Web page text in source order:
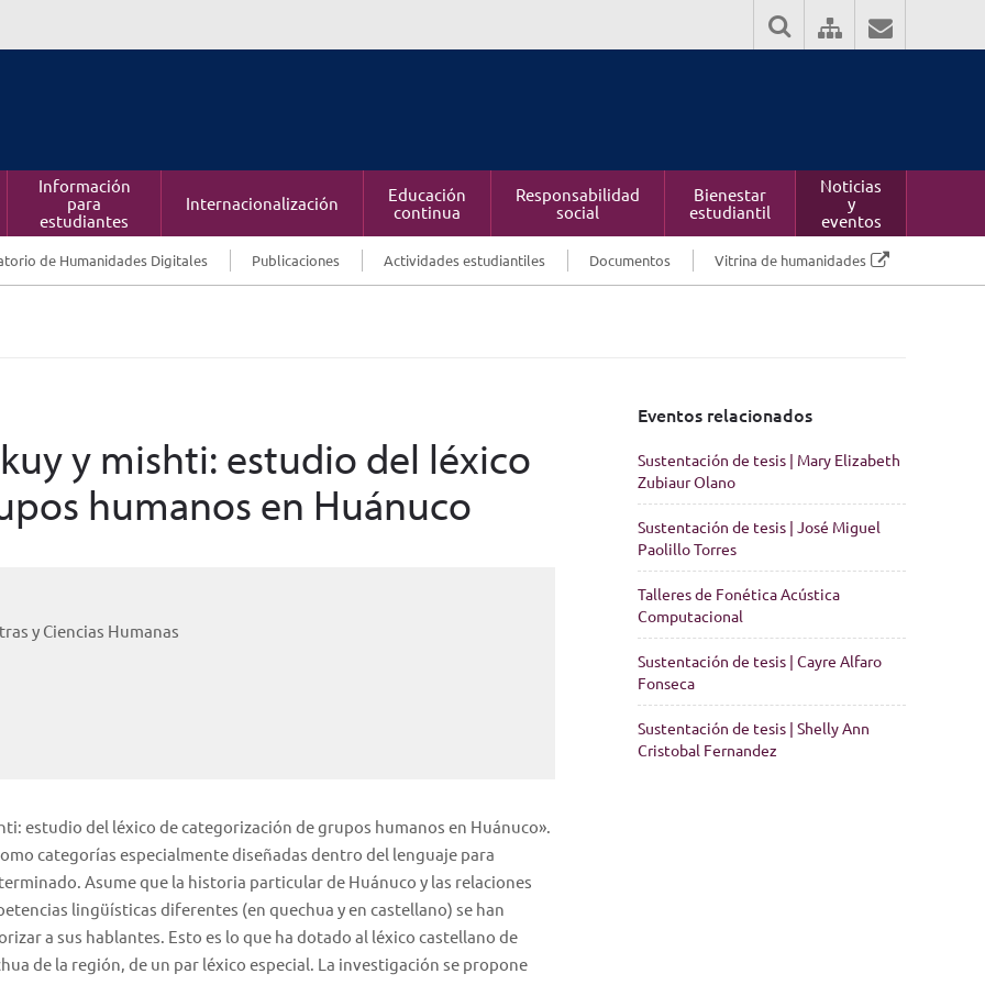
Información
para
estudiantes
Internacionalización
Educación
continua
Responsabilidad
social
Bienestar
estudiantil
Noticias
y
eventos
de Humanidades Digitales Publicaciones Actividades estudiantiles Documentos Vitrina de humanidades
y mishti: estudio del léxico
humanos en Huánuco
y Ciencias Humanas
estudio del léxico de categorización de grupos humanos en Huánuco».
categorías especialmente diseñadas dentro del lenguaje para
Asume que la historia particular de Huánuco y las relaciones
lingüísticas diferentes (en quechua y en castellano) se han
a sus hablantes. Esto es lo que ha dotado al léxico castellano de
de la región, de un par léxico especial. La investigación se propone
Eventos relacionados
Sustentación de tesis | Mary Elizabeth
Zubiaur Olano
Sustentación de tesis | José Miguel
Paolillo Torres
Talleres de Fonética Acústica
Computacional
Sustentación de tesis | Cayre Alfaro
Fonseca
Sustentación de tesis | Shelly Ann
Cristobal Fernandez